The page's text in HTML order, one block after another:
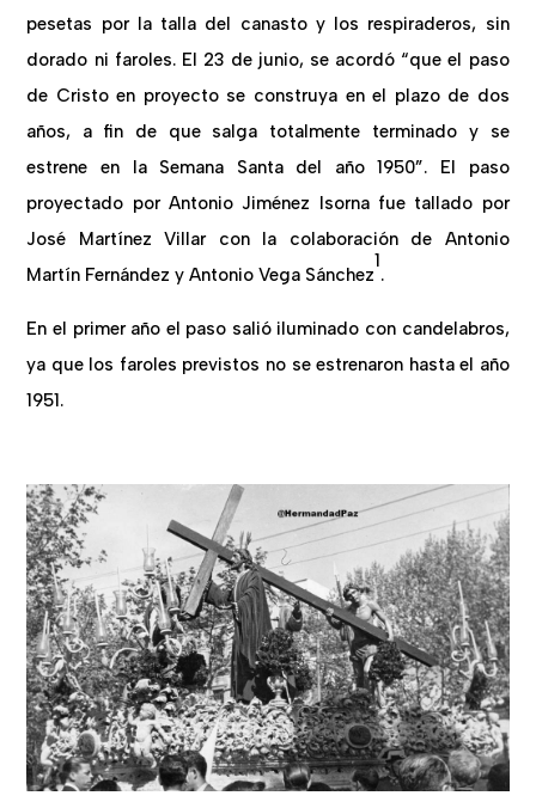
pesetas por la talla del canasto y los respiraderos, sin
dorado ni faroles. El 23 de junio, se acordó “que el paso
de Cristo en proyecto se construya en el plazo de dos
años, a fin de que salga totalmente terminado y se
estrene en la Semana Santa del año 1950”. El paso
proyectado por Antonio Jiménez Isorna fue tallado por
José Martínez Villar con la colaboración de Antonio
Martín Fernández y Antonio Vega Sánchez
1
.
En el primer año el paso salió iluminado con candelabros,
ya que los faroles previstos no se estrenaron hasta el año
1951.